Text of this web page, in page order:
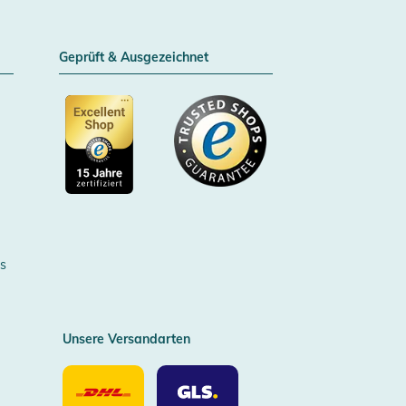
Geprüft & Ausgezeichnet
Unsere Versandarten
Unsere
Versandarten
Unsere
Versandarten